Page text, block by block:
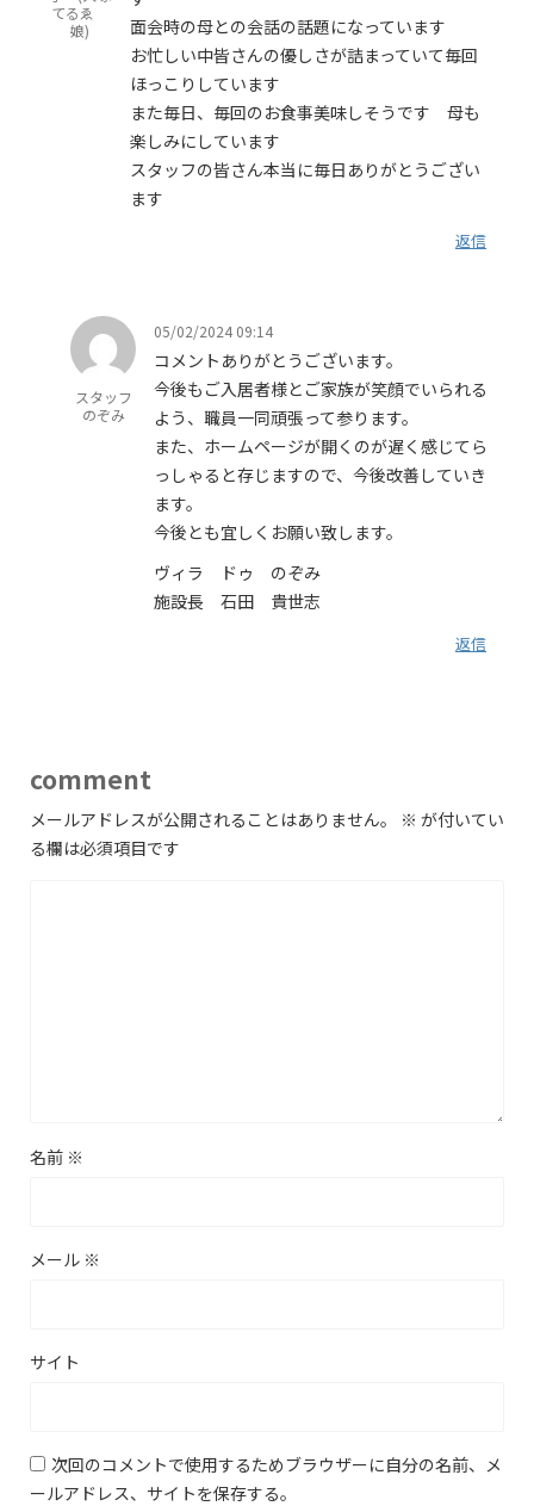
てるゑ
娘)
面会時の母との会話の話題になっています
お忙しい中皆さんの優しさが詰まっていて毎回
ほっこりしています
また毎日、毎回のお食事美味しそうです 母も
楽しみにしています
スタッフの皆さん本当に毎日ありがとうござい
ます
返信
スタッフ
のぞみ
05/02/2024 09:14
コメントありがとうございます。
今後もご入居者様とご家族が笑顔でいられる
よう、職員一同頑張って参ります。
また、ホームページが開くのが遅く感じてら
っしゃると存じますので、今後改善していき
ます。
今後とも宜しくお願い致します。
ヴィラ ドゥ のぞみ
施設長 石田 貴世志
返信
comment
メールアドレスが公開されることはありません。 ※ が付いてい
る欄は必須項目です
名前 ※
メール ※
サイト
次回のコメントで使用するためブラウザーに自分の名前、メ
ールアドレス、サイトを保存する。